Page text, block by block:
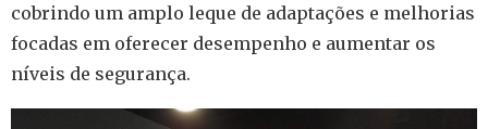
cobrindo um amplo leque de adaptações e melhorias
focadas em oferecer desempenho e aumentar os
níveis de segurança.